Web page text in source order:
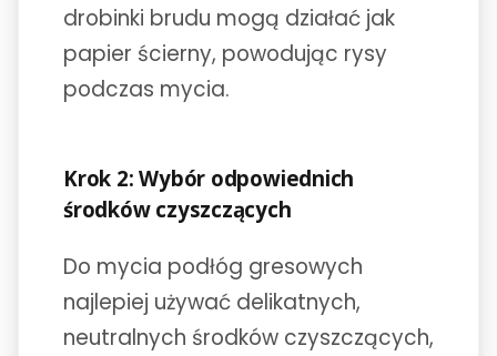
drobinki brudu mogą działać jak
papier ścierny, powodując rysy
podczas mycia.
Krok 2: Wybór odpowiednich
środków czyszczących
Do mycia podłóg gresowych
najlepiej używać delikatnych,
neutralnych środków czyszczących,